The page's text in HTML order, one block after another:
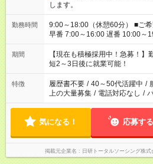
します。
勤務時間
9:00～18:00（休憩60分） ■ご希望があれば下記シフトもOK！
早番 7:00～16:00 遅番 10:00～
と休みを合わせたい」 「余裕
「できれば残業はしたくない
ね。 ※Wワーク希望の方へ 今ご覧のお仕事で希望する勤務時間
と、もう1つのお仕事の勤務時
合は応募できません。
期間
【現在も積極採用中！急募！
短2～3日後に就業可能！
特徴 履歴書不要 / 40～50代活躍中 /
上の大量募集 / 電話対応なし /
気になる！ 応募する
掲載元企業名 日研トータルソーシング株